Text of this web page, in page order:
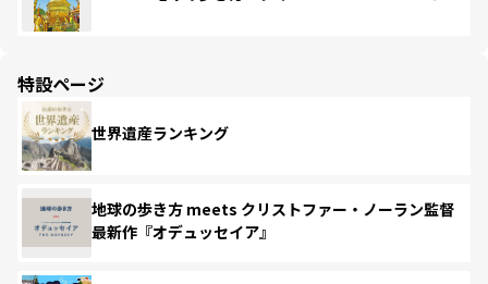
特設ページ
世界遺産ランキング
地球の歩き方 meets クリストファー・ノーラン監督
最新作『オデュッセイア』